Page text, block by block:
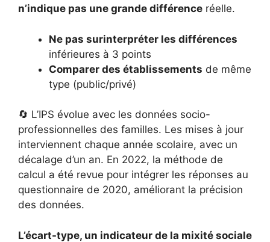
n’indique pas une grande différence réelle.
Ne pas surinterpréter les différences
inférieures à 3 points
Comparer des établissements de même
type (public/privé)
🔄 L’IPS évolue avec les données socio-
professionnelles des familles. Les mises à jour
interviennent chaque année scolaire, avec un
décalage d’un an. En 2022, la méthode de
calcul a été revue pour intégrer les réponses au
questionnaire de 2020, améliorant la précision
des données.
L’écart-type, un indicateur de la mixité sociale